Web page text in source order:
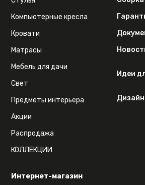
Интернет-магазин
Компьютерные кресла
Кровати
Матрасы
Мебель для дачи
Свет
Предметы интерьера
Акции
Распродажа
КОЛЛЕКЦИИ
Идеи